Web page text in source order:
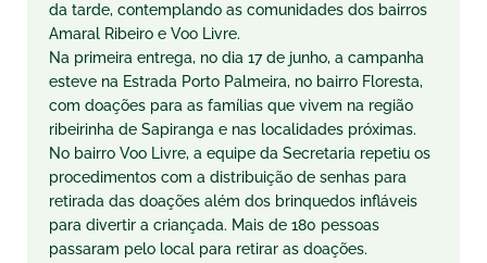
da tarde, contemplando as comunidades dos bairros
Amaral Ribeiro e Voo Livre.
Na primeira entrega, no dia 17 de junho, a campanha
esteve na Estrada Porto Palmeira, no bairro Floresta,
com doações para as famílias que vivem na região
ribeirinha de Sapiranga e nas localidades próximas.
No bairro Voo Livre, a equipe da Secretaria repetiu os
procedimentos com a distribuição de senhas para
retirada das doações além dos brinquedos infláveis
para divertir a criançada. Mais de 180 pessoas
passaram pelo local para retirar as doações.